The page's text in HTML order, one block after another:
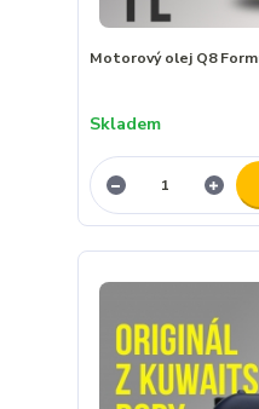
Motorový olej Q8
Skladem